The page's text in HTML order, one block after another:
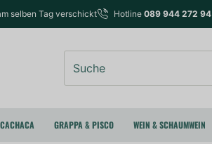
selben Tag verschickt Hotline 089 944 272 94
CACHACA GRAPPA & PISCO WEIN & SCHAUMWEIN